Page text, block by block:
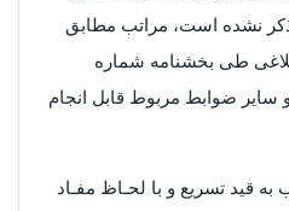
نشده است، مراتب مطابق
طی بخشنامه شماره
۹۳۸۹۸‏.۹۷ مورخ ۲۳‏.۳‏.۱۳۹۷ و سایر ضوابط مربوط قابل انجام
به قید تسریع و با لحـاظ مفـاد